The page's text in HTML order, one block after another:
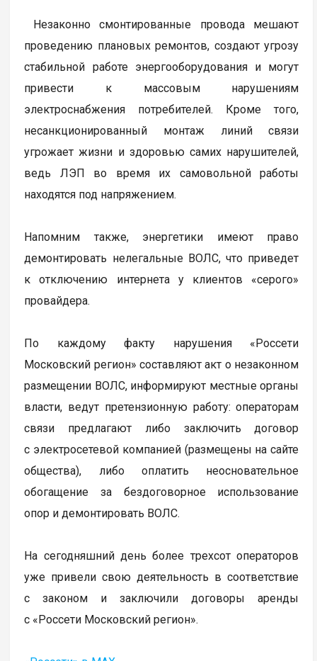
Незаконно смонтированные провода мешают
проведению плановых ремонтов, создают угрозу
стабильной работе энергооборудования и могут
привести к массовым нарушениям
электроснабжения потребителей. Кроме того,
несанкционированный монтаж линий связи
угрожает жизни и здоровью самих нарушителей,
ведь ЛЭП во время их самовольной работы
находятся под напряжением.
Напомним также, энергетики имеют право
демонтировать нелегальные ВОЛС, что приведет
к отключению интернета у клиентов «серого»
провайдера.
По каждому факту нарушения «Россети
Московский регион» составляют акт о незаконном
размещении ВОЛС, информируют местные органы
власти, ведут претензионную работу: операторам
связи предлагают либо заключить договор
с электросетевой компанией (размещены на сайте
общества), либо оплатить неосновательное
обогащение за бездоговорное использование
опор и демонтировать ВОЛС.
На сегодняшний день более трехсот операторов
уже привели свою деятельность в соответствие
с законом и заключили договоры аренды
с «Россети Московский регион».